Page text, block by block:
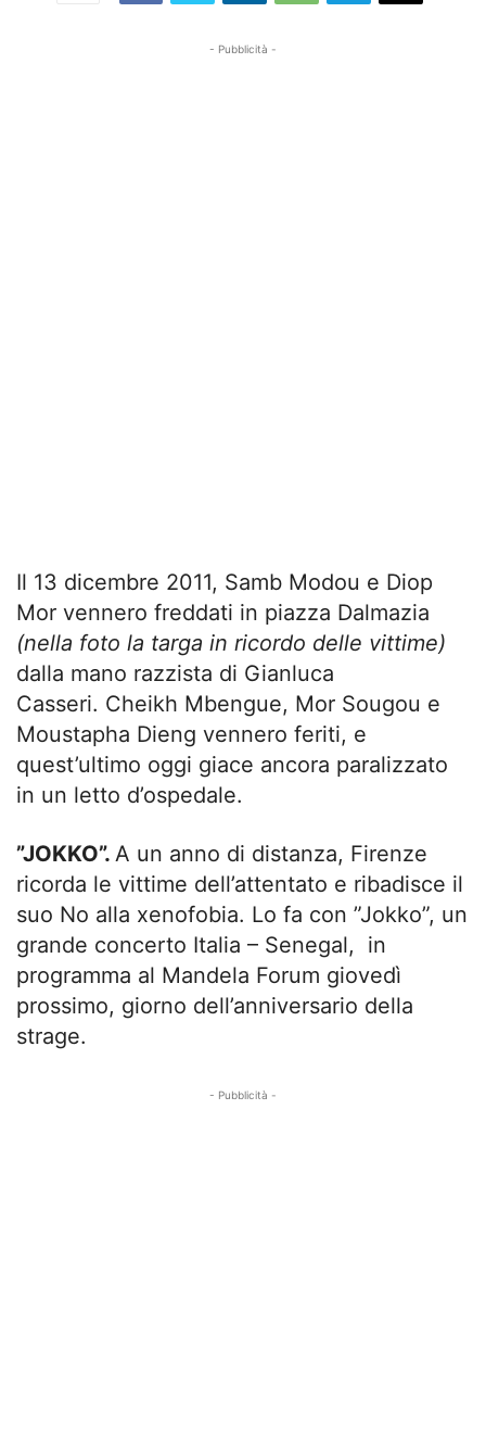
- Pubblicità -
Il 13 dicembre 2011, Samb Modou e Diop
Mor vennero freddati in piazza Dalmazia
(nella foto la targa in ricordo delle vittime)
dalla mano razzista di Gianluca
Casseri. Cheikh Mbengue, Mor Sougou e
Moustapha Dieng vennero feriti, e
quest’ultimo oggi giace ancora paralizzato
in un letto d’ospedale.
”JOKKO”. A un anno di distanza, Firenze
ricorda le vittime dell’attentato e ribadisce il
suo No alla xenofobia. Lo fa con ”Jokko”, un
grande concerto Italia – Senegal, in
programma al Mandela Forum giovedì
prossimo, giorno dell’anniversario della
strage.
- Pubblicità -